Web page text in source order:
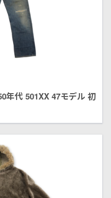
年代 501XX 47モデル 初